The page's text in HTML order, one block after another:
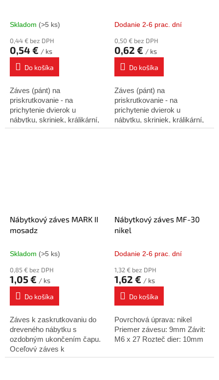
Skladom (>5 ks)
0,44 € bez DPH
0,54 € / ks
Do košíka
Záves (pánt) na
priskrutkovanie - na
prichytenie dvierok u
nábytku, skriniek, králikární,
debien atď.
Dodanie 2-6 prac. dní
0,50 € bez DPH
0,62 € / ks
Do košíka
Záves (pánt) na
priskrutkovanie - na
prichytenie dvierok u
nábytku, skriniek, králikární,
debien atď.
Nábytkový záves MARK II
mosadz
Skladom (>5 ks)
0,85 € bez DPH
1,05 € / ks
Do košíka
Záves k zaskrutkovaniu do
dreveného nábytku s
ozdobným ukončením čapu.
Oceľový záves k
zaskrutkovaniu s povrchovou
Nábytkový záves MF-30
nikel
Dodanie 2-6 prac. dní
1,32 € bez DPH
1,62 € / ks
Do košíka
Povrchová úprava: nikel
Priemer závesu: 9mm Závit:
M6 x 27 Rozteč dier: 10mm